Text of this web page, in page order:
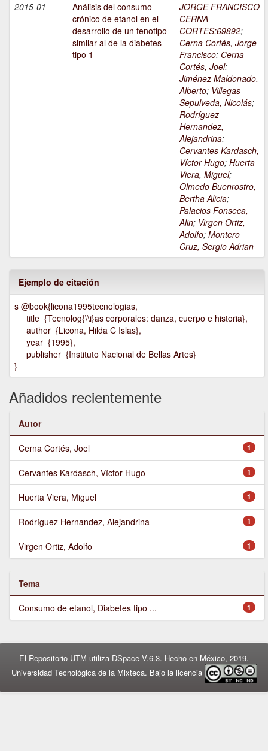
2015-01
Análisis del consumo
crónico de etanol en el
desarrollo de un fenotipo
similar al de la diabetes
tipo 1
JORGE FRANCISCO
CERNA
CORTES;69892;
Cerna Cortés, Jorge
Francisco; Cerna
Cortés, Joel;
Jiménez Maldonado,
Alberto; Villegas
Sepulveda, Nicolás;
Rodríguez
Hernandez,
Alejandrina;
Cervantes Kardasch,
Víctor Hugo; Huerta
Viera, Miguel;
Olmedo Buenrostro,
Bertha Alicia;
Palacios Fonseca,
Alin; Virgen Ortiz,
Adolfo; Montero
Cruz, Sergio Adrian
Ejemplo de citación
s @book{licona1995tecnologias,
title={Tecnolog{\\i}as corporales: danza, cuerpo e historia},
author={Licona, Hilda C Islas},
year={1995},
publisher={Instituto Nacional de Bellas Artes}
}
Añadidos recientemente
Autor
1
Cerna Cortés, Joel
1
Cervantes Kardasch, Víctor Hugo
1
Huerta Viera, Miguel
1
Rodríguez Hernandez, Alejandrina
1
Virgen Ortiz, Adolfo
Tema
1
Consumo de etanol, Diabetes tipo ...
El Repositorio UTM utiliza DSpace V.6.3. Hecho en México, 2019.
Universidad Tecnológica de la Mixteca. Bajo la licencia